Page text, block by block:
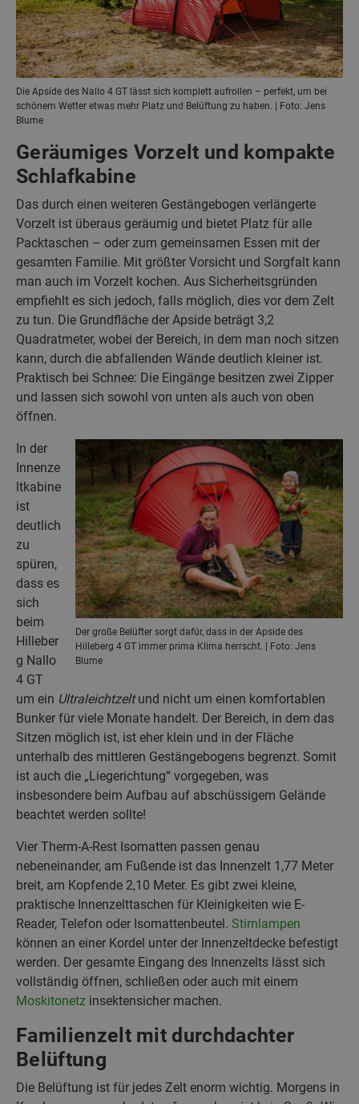
Die Apside des Nallo 4 GT lässt sich komplett aufrollen – perfekt, um bei
schönem Wetter etwas mehr Platz und Belüftung zu haben. | Foto: Jens
Blume
Geräumiges Vorzelt und kompakte
Schlafkabine
Das durch einen weiteren Gestängebogen verlängerte
Vorzelt ist überaus geräumig und bietet Platz für alle
Packtaschen – oder zum gemeinsamen Essen mit der
gesamten Familie. Mit größter Vorsicht und Sorgfalt kann
man auch im Vorzelt kochen. Aus Sicherheitsgründen
empfiehlt es sich jedoch, falls möglich, dies vor dem Zelt
zu tun. Die Grundfläche der Apside beträgt 3,2
Quadratmeter, wobei der Bereich, in dem man noch sitzen
kann, durch die abfallenden Wände deutlich kleiner ist.
Praktisch bei Schnee: Die Eingänge besitzen zwei Zipper
und lassen sich sowohl von unten als auch von oben
öffnen.
Der große Belüfter sorgt dafür, dass in der Apside des
Hilleberg 4 GT immer prima Klima herrscht. | Foto: Jens
Blume
In der
Innenze
ltkabine
ist
deutlich
zu
spüren,
dass es
sich
beim
Hilleber
g Nallo
4 GT
um ein Ultraleichtzeltund nicht um einen komfortablen
Bunker für viele Monate handelt. Der Bereich, in dem das
Sitzen möglich ist, ist eher klein und in der Fläche
unterhalb des mittleren Gestängebogens begrenzt. Somit
ist auch die „Liegerichtung“ vorgegeben, was
insbesondere beim Aufbau auf abschüssigem Gelände
beachtet werden sollte!
Vier Therm-A-Rest Isomatten passen genau
nebeneinander, am Fußende ist das Innenzelt 1,77 Meter
breit, am Kopfende 2,10 Meter. Es gibt zwei kleine,
praktische Innenzelttaschen für Kleinigkeiten wie E-
Reader, Telefon oder Isomattenbeutel. Stirnlampen
können an einer Kordel unter der Innenzeltdecke befestigt
werden. Der gesamte Eingang des Innenzelts lässt sich
vollständig öffnen, schließen oder auch mit einem
Moskitonetz insektensicher machen.
Familienzelt mit durchdachter
Belüftung
Die Belüftung ist für jedes Zelt enorm wichtig. Morgens in